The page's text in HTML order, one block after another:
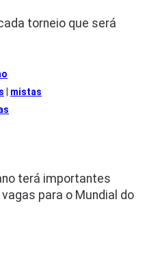
torneio que será
mistas
terá importantes
para o Mundial do